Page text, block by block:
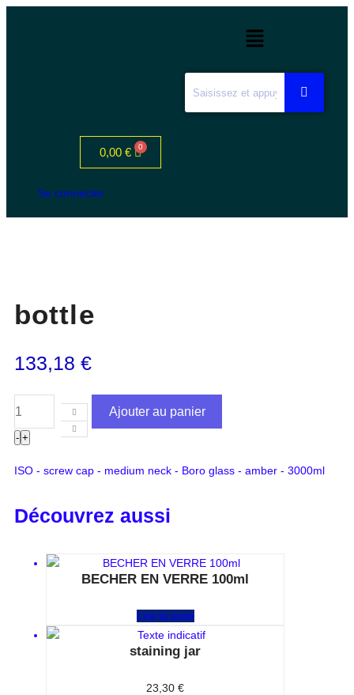
0,00 €
Se connecter
bottle
133,18 €
- +
Ajouter au panier
ISO - screw cap - medium neck - Boro glass - amber - 3000ml
Découvrez aussi
BECHER EN VERRE 100ml
Lire la suite
staining jar
23,30 €